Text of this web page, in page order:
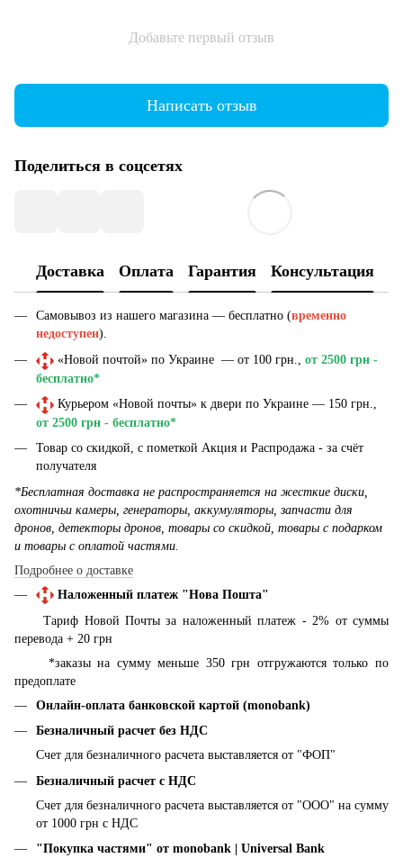
Добавьте первый отзыв
Написать отзыв
Поделиться в соцсетях
Доставка Оплата Гарантия Консультация
Самовывоз из нашего магазина — бесплатно (временно
недоступен).
«Новой почтой» по Украине — от 100 грн., от 2500 грн -
бесплатно*
Курьером «Новой почты» к двери по Украине — 150 грн.,
от 2500 грн - бесплатно*
Товар со скидкой, с пометкой Акция и Распродажа - за счёт
получателя
*Бесплатная доставка не распространяется на жесткие диски,
охотничьи камеры, генераторы, аккумуляторы, запчасти для
дронов, детекторы дронов, товары со скидкой, товары с подарком
и товары с оплатой частями.
Подробнее о доставке
Наложенный платеж "Нова Пошта"
Тариф Новой Почты за наложенный платеж - 2% от суммы
перевода + 20 грн
*заказы на сумму меньше 350 грн отгружаются только по
предоплате
Онлайн-оплата банковской картой (monobank)
Безналичный расчет без НДС
Счет для безналичного расчета выставляется от "ФОП"
Безналичный расчет с НДС
Счет для безналичного расчета выставляется от "ООО" на сумму
от 1000 грн с НДС
"Покупка частями" от monobank | Universal Bank